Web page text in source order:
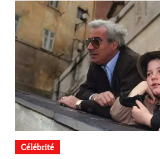
Célébrité